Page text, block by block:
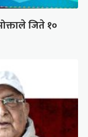
जिते १०